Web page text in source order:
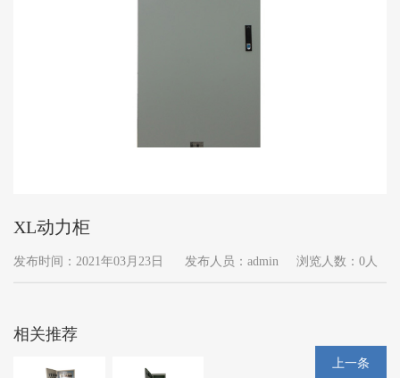
XL动力柜
发布时间：2021年03月23日 发布人员：admin 浏览人数：0人
相关推荐
上一条